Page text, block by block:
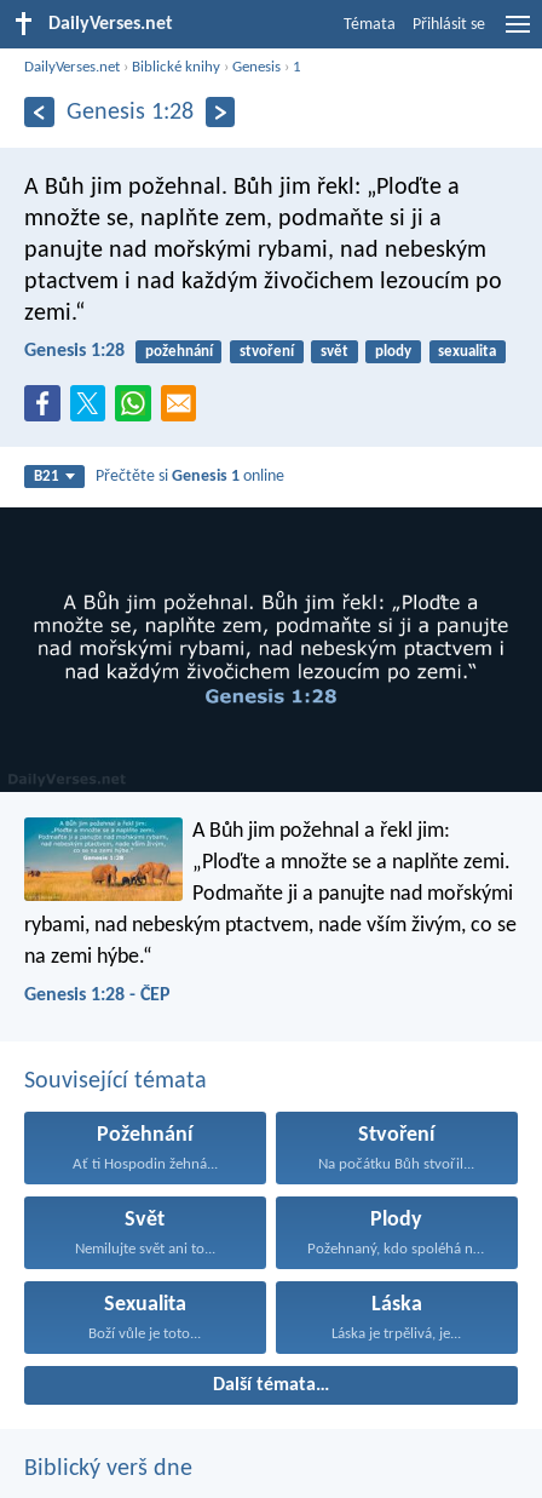
DailyVerses.net Témata Přihlásit se
DailyVerses.net › Biblické knihy ›Genesis › 1
Genesis 1:28
A Bůh jim požehnal. Bůh jim řekl: „Ploďte a
množte se, naplňte zem, podmaňte si ji a
panujte nad mořskými rybami, nad nebeským
ptactvem i nad každým živočichem lezoucím po
zemi.“
Genesis 1:28 požehnání stvoření svět plody sexualita
B21 Přečtěte siGenesis 1 online
A Bůh jim požehnal a řekl jim:
„Ploďte a množte se a naplňte zemi.
Podmaňte ji a panujte nad mořskými
rybami, nad nebeským ptactvem, nade vším živým, co se
na zemi hýbe.“
Genesis 1:28 - ČEP
Související témata
Požehnání
Ať ti Hospodin žehná...
Stvoření
Na počátku Bůh stvořil...
Svět
Nemilujte svět ani to...
Plody
Požehnaný, kdo spoléhá na...
Sexualita
Boží vůle je toto...
Láska
Láska je trpělivá, je...
Další témata…
Biblický verš dne